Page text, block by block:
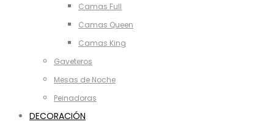
Camas Full
Camas Queen
Camas King
Gaveteros
Mesas de Noche
Peinadoras
DECORACIÓN